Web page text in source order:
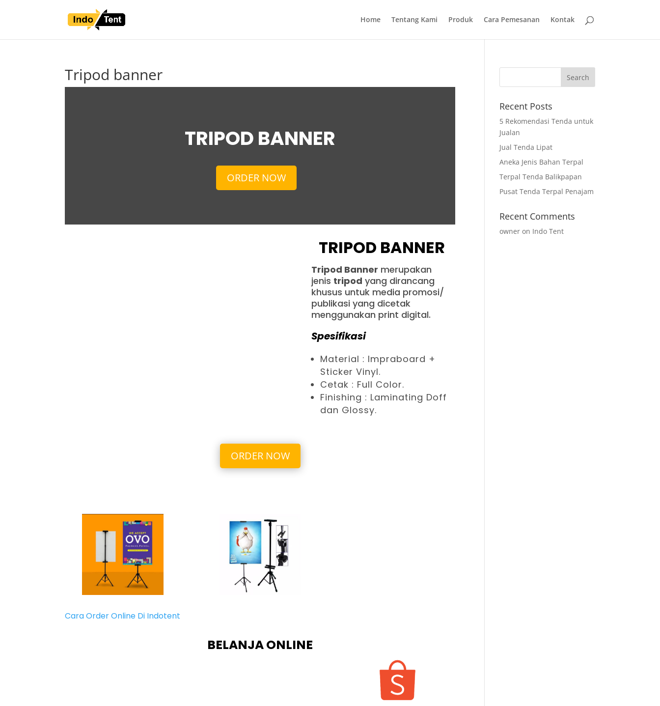
Home Tentang Kami Produk Cara Pemesanan Kontak
Tripod banner
TRIPOD BANNER
ORDER NOW
TRIPOD BANNER
Tripod Banner merupakan
jenis tripod yang dirancang
khusus untuk media promosi/
publikasi yang dicetak
menggunakan print digital.
Spesifikasi
Material : Impraboard +
Sticker Vinyl.
Cetak : Full Color.
Finishing : Laminating Doff
dan Glossy.
ORDER NOW
Cara Order Online Di Indotent
BELANJA ONLINE
Recent Posts
5 Rekomendasi Tenda untuk
Jualan
Jual Tenda Lipat
Aneka Jenis Bahan Terpal
Terpal Tenda Balikpapan
Pusat Tenda Terpal Penajam
Recent Comments
owneron Indo Tent